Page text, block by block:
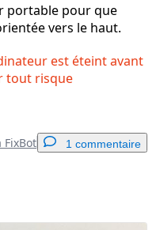
portable pour que
vers le haut.
est éteint avant
tout risque
FixBot 1 commentaire